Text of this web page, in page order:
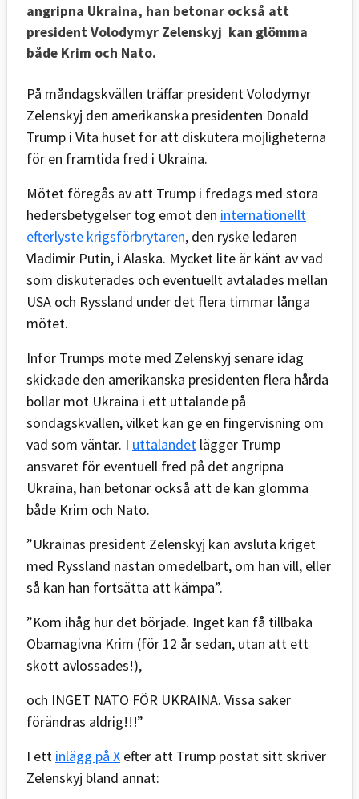
angripna Ukraina, han betonar också att
president Volodymyr Zelenskyj kan glömma
både Krim och Nato.
På måndagskvällen träffar president Volodymyr
Zelenskyj den amerikanska presidenten Donald
Trump i Vita huset för att diskutera möjligheterna
för en framtida fred i Ukraina.
Mötet föregås av att Trump i fredags med stora
hedersbetygelser tog emot den internationellt
efterlyste krigsförbrytaren, den ryske ledaren
Vladimir Putin, i Alaska. Mycket lite är känt av vad
som diskuterades och eventuellt avtalades mellan
USA och Ryssland under det flera timmar långa
mötet.
Inför Trumps möte med Zelenskyj senare idag
skickade den amerikanska presidenten flera hårda
bollar mot Ukraina i ett uttalande på
söndagskvällen, vilket kan ge en fingervisning om
vad som väntar. I uttalandet lägger Trump
ansvaret för eventuell fred på det angripna
Ukraina, han betonar också att de kan glömma
både Krim och Nato.
”Ukrainas president Zelenskyj kan avsluta kriget
med Ryssland nästan omedelbart, om han vill, eller
så kan han fortsätta att kämpa”.
”Kom ihåg hur det började. Inget kan få tillbaka
Obamagivna Krim (för 12 år sedan, utan att ett
skott avlossades!),
och INGET NATO FÖR UKRAINA. Vissa saker
förändras aldrig!!!”
I ett inlägg på X efter att Trump postat sitt skriver
Zelenskyj bland annat: